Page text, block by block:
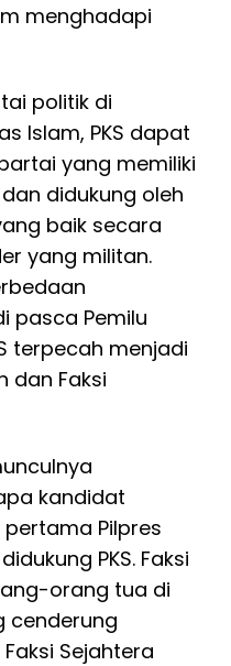
menghadapi
politik di
Islam, PKS dapat
yang memiliki
didukung oleh
baik secara
yang militan.
pasca Pemilu
terpecah menjadi
dan Faksi
kandidat
Pilpres
PKS. Faksi
orang tua di
cenderung
Sejahtera